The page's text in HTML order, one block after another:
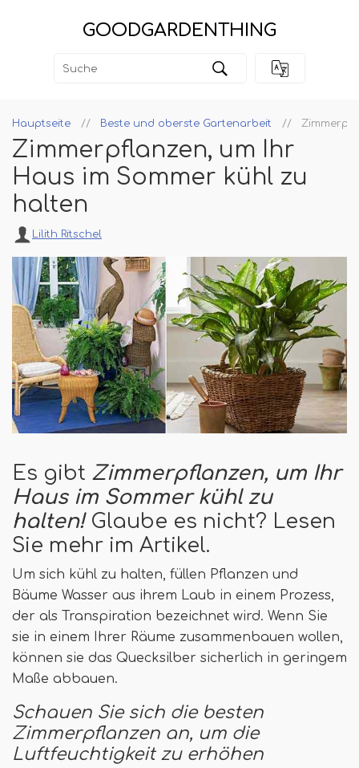
GOODGARDENTHING
Hauptseite Beste und oberste Gartenarbeit
Zimmerpflanzen, um Ihr
Haus im Sommer kühl zu
halten
Lilith Ritschel
Es gibt Zimmerpflanzen, um Ihr
Haus im Sommer kühl zu
halten! Glaube es nicht? Lesen
Sie mehr im Artikel.
Um sich kühl zu halten, füllen Pflanzen und
Bäume Wasser aus ihrem Laub in einem Prozess,
der als Transpiration bezeichnet wird. Wenn Sie
sie in einem Ihrer Räume zusammenbauen wollen,
können sie das Quecksilber sicherlich in geringem
Maße abbauen.
Schauen Sie sich die besten
Zimmerpflanzen an, um die
Luftfeuchtigkeit zu erhöhen